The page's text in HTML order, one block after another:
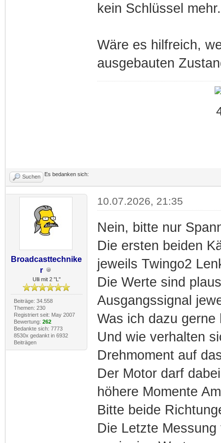
kein Schlüssel mehr.
Wäre es hilfreich,
ausgebauten
Suchen Es bedanken sich:
Broadcasttechnike
r
Ulli mit 2 "L"
Beiträge: 34.558
Themen: 230
Registriert seit: May 2007
Bewertung: 262
Bedankte sich: 7773
8530x gedankt in 6932
Beiträgen
10.07.2026, 21:35
Nein, bitte nur
Die ersten beiden
jeweils Twingo2
Die Werte sind
Ausgangssignal
Was ich dazu
Und wie verhalten
Drehmoment auf
Der Motor darf
höhere Momente
Bitte beide
Die Letzte